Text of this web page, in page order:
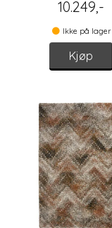
10.249,-
Ikke på lager
Kjøp